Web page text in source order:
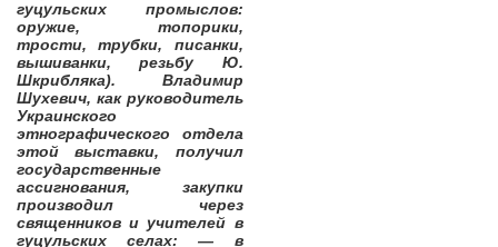
гуцульских промыслов:
оружие, топорики,
трости, трубки, писанки,
вышиванки, резьбу Ю.
Шкрибляка). Владимир
Шухевич, как руководитель
Украинского
этнографического отдела
этой выставки, получил
государственные
ассигнования, закупки
производил через
священников и учителей в
гуцульских селах: — в